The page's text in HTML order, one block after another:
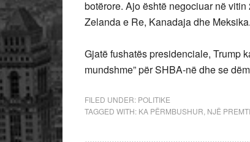
botërore. Ajo është negociuar në
Zelanda e Re, Kanadaja dhe Meksika.
Gjatë fushatës presidenciale, Trump
mundshme” për SHBA-në dhe se
FILED UNDER: POLITIKE
TAGGED WITH: KA PËRMBUSHUR NJË